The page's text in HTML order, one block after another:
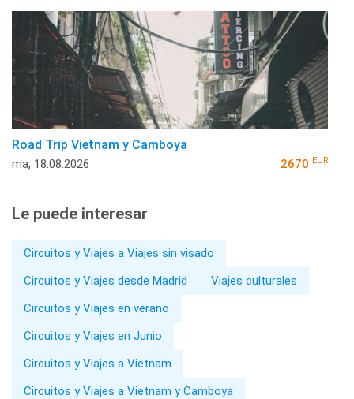
Road Trip Vietnam y Camboya
ma, 18.08.2026 2670 EUR
Le puede interesar
Circuitos y Viajes a Viajes sin visado
Circuitos y Viajes desde Madrid
Viajes culturales
Circuitos y Viajes en verano
Circuitos y Viajes en Junio
Circuitos y Viajes a Vietnam
Circuitos y Viajes a Vietnam y Camboya